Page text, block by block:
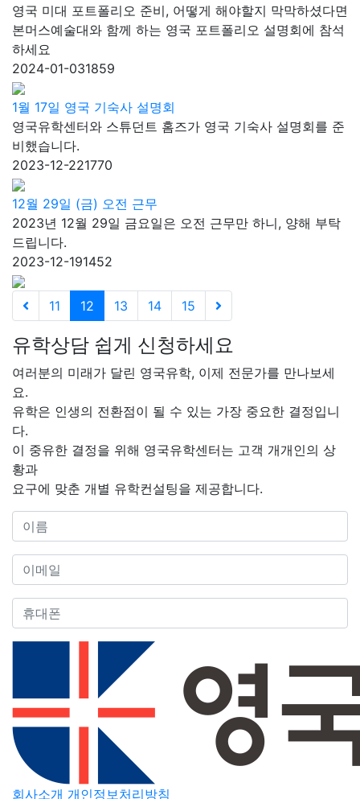
영국 미대 포트폴리오 준비, 어떻게 해야할지 막막하셨다면
본머스예술대와 함께 하는 영국 포트폴리오 설명회에 참석
하세요
2024-01-031859
1월 17일 영국 기숙사 설명회
영국유학센터와 스튜던트 홈즈가 영국 기숙사 설명회를 준
비했습니다.
2023-12-221770
12월 29일 (금) 오전 근무
2023년 12월 29일 금요일은 오전 근무만 하니, 양해 부탁
드립니다.
2023-12-191452
11 12 13 14 15
유학상담 쉽게 신청하세요
여러분의 미래가 달린 영국유학, 이제 전문가를 만나보세
요.
유학은 인생의 전환점이 될 수 있는 가장 중요한 결정입니
다.
이 중유한 결정을 위해 영국유학센터는 고객 개개인의 상
황과
요구에 맞춘 개별 유학컨설팅을 제공합니다.
회사소개 개인정보처리방침